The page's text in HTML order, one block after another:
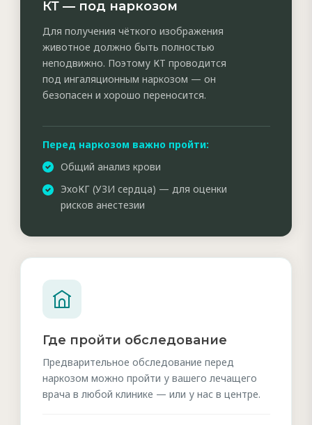
Где пройти обследование
Предварительное обследование перед
наркозом можно пройти у вашего лечащего
врача в любой клинике — или у нас в центре.
КТ — под наркозом
ЭхоКГ (УЗИ сердца) — для оценки
рисков анестезии
Общий анализ крови
Для получения чёткого изображения
животное должно быть полностью
неподвижно. Поэтому КТ проводится
под ингаляционным наркозом — он
безопасен и хорошо переносится.
Перед наркозом важно пройти: